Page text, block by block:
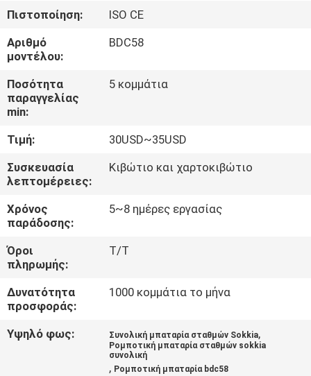
ΓΎΡΟΣ
ΕΡΓΟΣΤΑΣΊΩΝ
ΠΟΙΟΤΙΚΌΣ
ΈΛΕΓΧΟΣ
ΜΑΣ
ΕΛΆΤΕ
ΕΠΑΦΉ
ΜΕ
ΖΗΤΉΣΤΕ
ΈΝΑ
ΑΠΌΣΠΑΣΜΑ
Πιστοποίηση:
ISO CE
Αριθμό
μοντέλου:
BDC58
Ποσότητα
παραγγελίας
min:
5 κομμάτια
Τιμή:
30USD~35USD
Συσκευασία
λεπτομέρειες:
Κιβώτιο και χαρτοκιβώτιο
Χρόνος
παράδοσης:
5~8 ημέρες εργασίας
Όροι
πληρωμής:
T/T
Δυνατότητα
προσφοράς:
1000 κομμάτια το μήνα
Υψηλό φως: Συνολική μπαταρία σταθμών Sokkia,
Ρομποτική μπαταρία σταθμών sokkia
συνολική
, Ρομποτική μπαταρία bdc58